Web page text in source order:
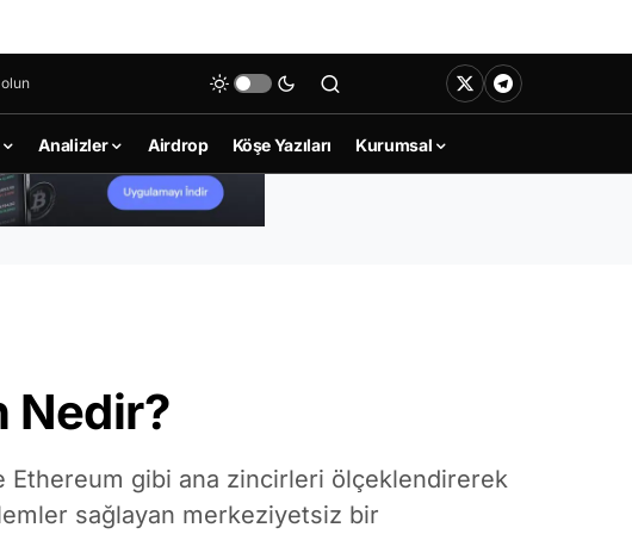
Analizler Airdrop Köşe Yazıları Kurumsal
Nedir?
Ethereum gibi ana zincirleri ölçeklendirerek
sağlayan merkeziyetsiz bir